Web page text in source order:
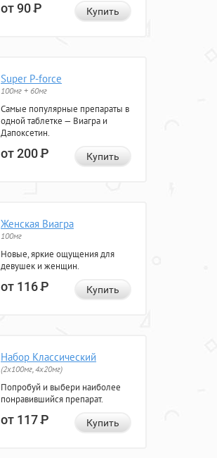
от 90Р Купить
Super P-force
100мг + 60мг
Самые популярные препараты в
одной таблетке — Виагра и
Дапоксетин.
от 200Р Купить
Женская Виагра
100мг
Новые, яркие ощущения для
девушек и женщин.
от 116Р Купить
Набор Классический
(2x100мг, 4x20мг)
Попробуй и выбери наиболее
понравившийся препарат.
от 117Р Купить